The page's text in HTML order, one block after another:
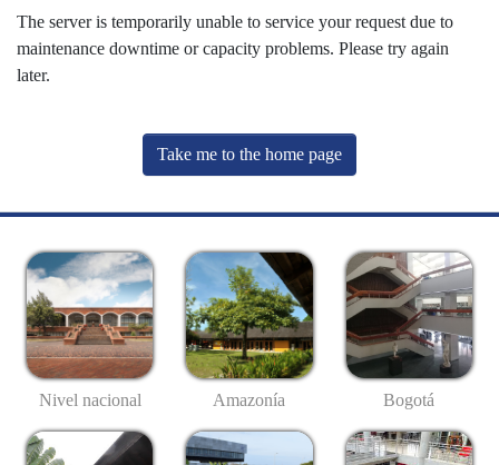
The server is temporarily unable to service your request due to
maintenance downtime or capacity problems. Please try again
later.
Take me to the home page
Nivel nacional Amazonía Bogotá